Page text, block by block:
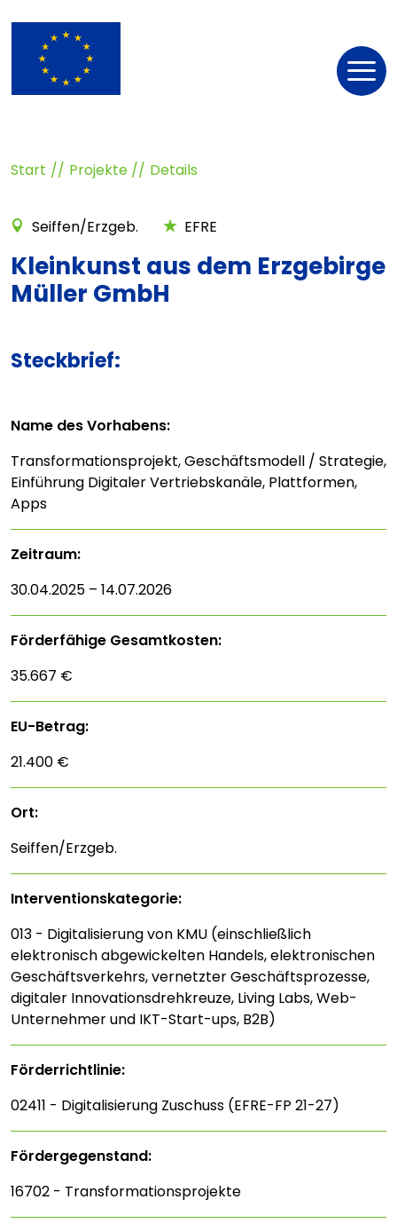
Start Projekte Details
Seiffen/Erzgeb. EFRE
Kleinkunst aus dem Erzgebirge
Müller GmbH
Steckbrief:
Name des Vorhabens:
Transformationsprojekt, Geschäftsmodell / Strategie,
Einführung Digitaler Vertriebskanäle, Plattformen,
Apps
Zeitraum:
30.04.2025 – 14.07.2026
Förderfähige Gesamtkosten:
35.667 €
EU-Betrag:
21.400 €
Ort:
Seiffen/Erzgeb.
Interventions­kategorie:
013 - Digitalisierung von KMU (einschließlich
elektronisch abgewickelten Handels, elektronischen
Geschäftsverkehrs, vernetzter Geschäftsprozesse,
digitaler Innovationsdrehkreuze, Living Labs, Web-
Unternehmer und IKT-Start-ups, B2B)
Förderrichtlinie:
02411 - Digitalisierung Zuschuss (EFRE-FP 21-27)
Fördergegenstand:
16702 - Transformationsprojekte